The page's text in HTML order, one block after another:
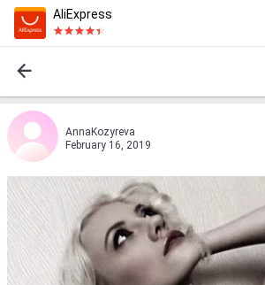
AliExpress
AnnaKozyrevа
February 16, 2019